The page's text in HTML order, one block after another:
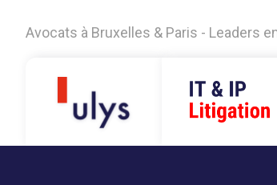
Avocats à Bruxelles & Paris - Leaders